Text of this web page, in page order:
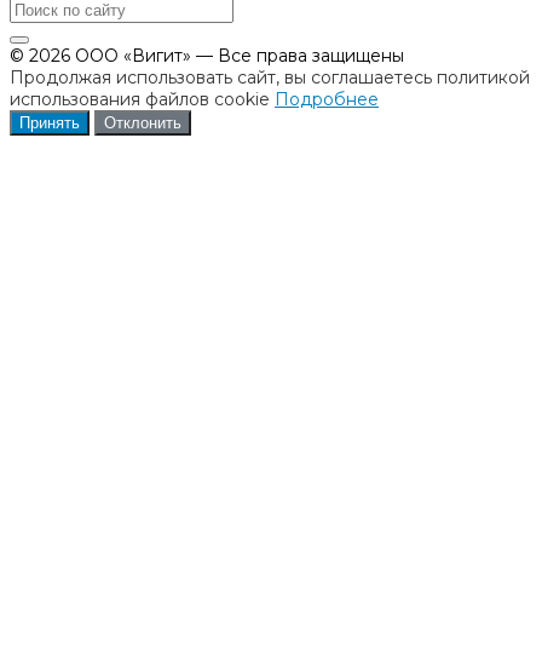
© 2026 ООО «Вигит» — Все права защищены
Продолжая использовать сайт, вы соглашаетесь политикой
использования файлов cookie Подробнее
Принять Отклонить